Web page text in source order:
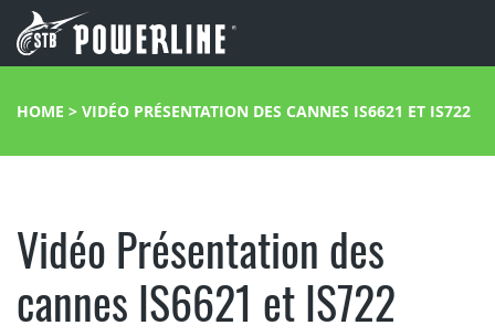
HOME > VIDÉO PRÉSENTATION DES CANNES IS6621 ET IS722
Vidéo Présentation des
cannes IS6621 et IS722